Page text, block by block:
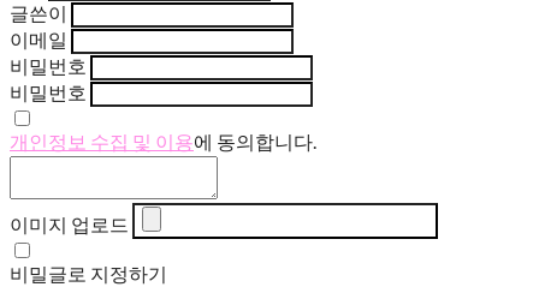
글쓴이
이메일
비밀번호
비밀번호
개인정보 수집 및 이용에 동의합니다.
이미지 업로드
비밀글로 지정하기